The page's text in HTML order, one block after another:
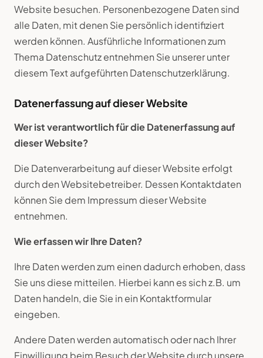
Website besuchen. Personenbezogene Daten sind
alle Daten, mit denen Sie persönlich identifiziert
werden können. Ausführliche Informationen zum
Thema Datenschutz entnehmen Sie unserer unter
diesem Text aufgeführten Datenschutzerklärung.
Datenerfassung auf dieser Website
Wer ist verantwortlich für die Datenerfassung auf
dieser Website?
Die Datenverarbeitung auf dieser Website erfolgt
durch den Websitebetreiber. Dessen Kontaktdaten
können Sie dem Impressum dieser Website
entnehmen.
Wie erfassen wir Ihre Daten?
Ihre Daten werden zum einen dadurch erhoben, dass
Sie uns diese mitteilen. Hierbei kann es sich z.B. um
Daten handeln, die Sie in ein Kontaktformular
eingeben.
Andere Daten werden automatisch oder nach Ihrer
Einwilligung beim Besuch der Website durch unsere